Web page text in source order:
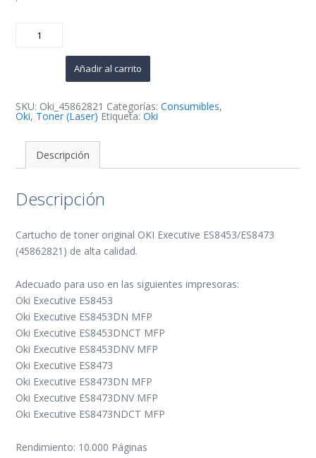
Executive
-
45862821
cantidad
Añadir al carrito
SKU: Oki_45862821 Categorías:Consumibles,
Oki, Toner (Laser) Etiqueta:Oki
Descripción
Descripción
Cartucho de toner original OKI Executive ES8453/ES8473
(45862821) de alta calidad.
Adecuado para uso en las siguientes impresoras:
Oki Executive ES8453
Oki Executive ES8453DN MFP
Oki Executive ES8453DNCT MFP
Oki Executive ES8453DNV MFP
Oki Executive ES8473
Oki Executive ES8473DN MFP
Oki Executive ES8473DNV MFP
Oki Executive ES8473NDCT MFP
Rendimiento: 10.000 Páginas